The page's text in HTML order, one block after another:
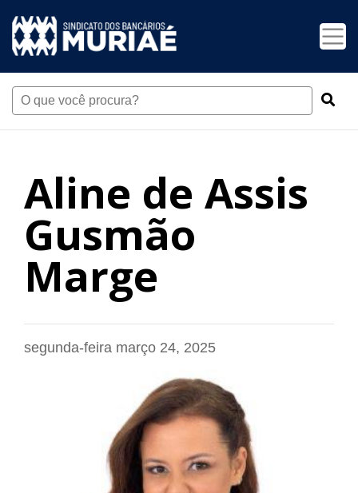
Aline de Assis
Gusmão
Marge
segunda-feira março 24, 2025